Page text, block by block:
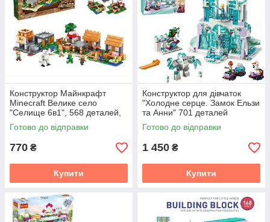
Конструктор Майнкрафт
Minecraft Велике село
"Селище 6в1", 568 деталей,
B-103
Готово до відправки
770 ₴
Купити
Конструктор для дівчаток
"Холодне серце. Замок Ельзи
та Анни" 701 деталей
Готово до відправки
1 450 ₴
Купити